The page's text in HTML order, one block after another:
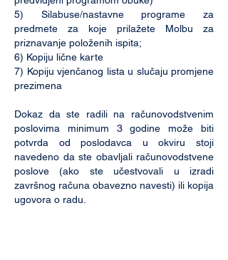
5) Silabuse/nastavne programe za
predmete za koje prilažete Molbu za
priznavanje položenih ispita;
6) Kopiju lične karte
7) Kopiju vjenčanog lista u slučaju promjene
prezimena
Dokaz da ste radili na računovodstvenim
poslovima minimum 3 godine može biti
potvrda od poslodavca u okviru stoji
navedeno da ste obavljali računovodstvene
poslove (ako ste učestvovali u izradi
završnog računa obavezno navesti) ili kopija
ugovora o radu.